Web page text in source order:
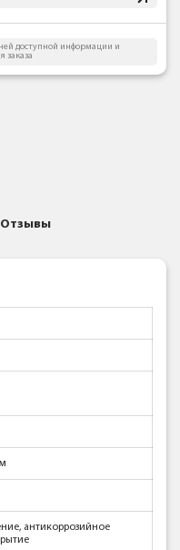
доступной информации и
заказа
Отзывы
антикоррозийное